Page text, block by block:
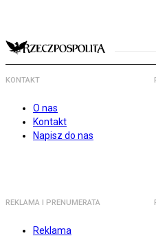
KONTAKT
O nas
Kontakt
Napisz do nas
REKLAMA I PRENUMERATA
Reklama